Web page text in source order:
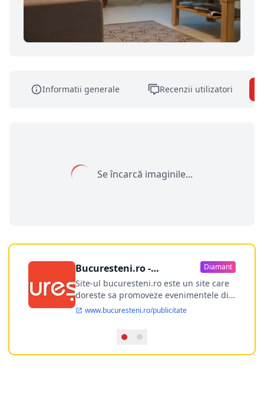
Informatii generale Recenzii utilizatori
Se încarcă imaginile...
Bucuresteni.ro -
publicitate online
Diamant
Site-ul bucuresteni.ro este un site care
doreste sa promoveze evenimentele din
Bucuresti si nu numai, sa puna la
Bucuresti-ului, si in acelasi timp sa
ofere posibilitatea firmel...
www.bucuresteni.ro/publicitate